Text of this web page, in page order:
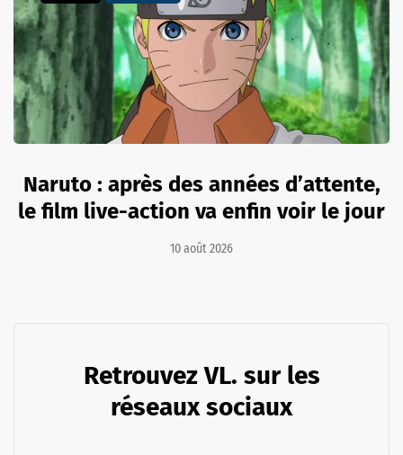
Naruto : après des années d’attente,
le film live-action va enfin voir le jour
10 août 2026
Retrouvez VL. sur les
réseaux sociaux